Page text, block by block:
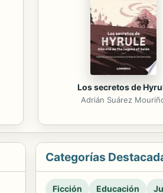
Los secretos de
Adrián Suárez
Categorías
Ficción Educación